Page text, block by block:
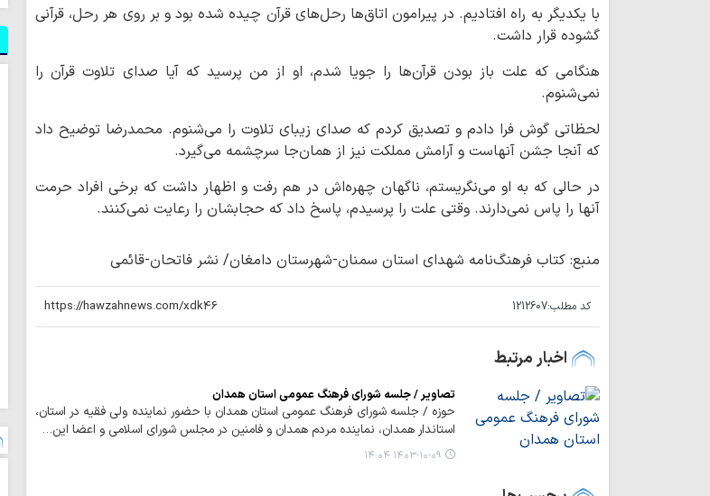
با یکدیگر به راه افتادیم. در پیرامون اتاق‌ها رحل‌های قرآن چیده شده بود و بر روی هر رحل، قرآنی
گشوده قرار داشت.
هنگامی که علت باز بودن قرآن‌ها را جویا شدم، او از من پرسید که آیا صدای تلاوت قرآن را
نمی‌شنوم.
لحظاتی گوش فرا دادم و تصدیق کردم که صدای زیبای تلاوت را می‌شنوم. محمدرضا توضیح داد
که آنجا جشن آنهاست و آرامش مملکت نیز از همان‌جا سرچشمه می‌گیرد.
در حالی که به او می‌نگریستم، ناگهان چهره‌اش در هم رفت و اظهار داشت که برخی افراد حرمت
آنها را پاس نمی‌دارند. وقتی علت را پرسیدم، پاسخ داد که حجابشان را رعایت نمی‌کنند.
منبع: کتاب فرهنگ‌نامه شهدای استان سمنان-شهرستان دامغان/ نشر فاتحان-قائمی
کد مطلب:1212607
اخبار مرتبط
تصاویر / جلسه شورای فرهنگ عمومی استان همدان
حوزه / جلسه شورای فرهنگ عمومی استان همدان با حضور نماینده ولی فقیه در استان،
استاندار همدان، نماینده مردم همدان و فامنین در مجلس شورای اسلامی و اعضا این…
۱۴۰۳-۱۰-۰۹ ۱۴:۰۴